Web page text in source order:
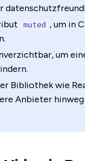
muted , um in
um
Bibliothek wie
Anbieter